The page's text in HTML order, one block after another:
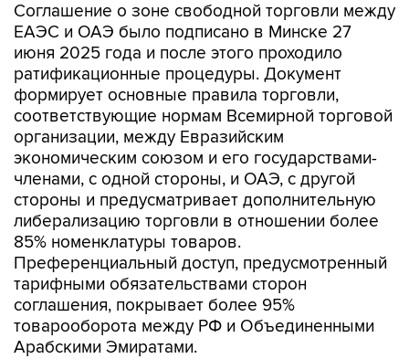
Соглашение о зоне свободной торговли между
ЕАЭС и ОАЭ было подписано в Минске 27
июня 2025 года и после этого проходило
ратификационные процедуры. Документ
формирует основные правила торговли,
соответствующие нормам Всемирной торговой
организации, между Евразийским
экономическим союзом и его государствами-
членами, с одной стороны, и ОАЭ, с другой
стороны и предусматривает дополнительную
либерализацию торговли в отношении более
85% номенклатуры товаров.
Преференциальный доступ, предусмотренный
тарифными обязательствами сторон
соглашения, покрывает более 95%
товарооборота между РФ и Объединенными
Арабскими Эмиратами.